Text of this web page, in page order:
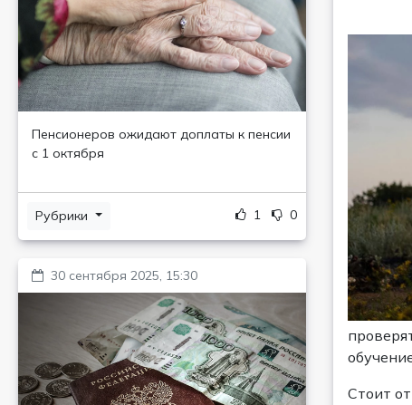
Пенсионеров ожидают доплаты к пенсии
с 1 октября
Рубрики 1 0
30 сентября 2025, 15:30
Стоит